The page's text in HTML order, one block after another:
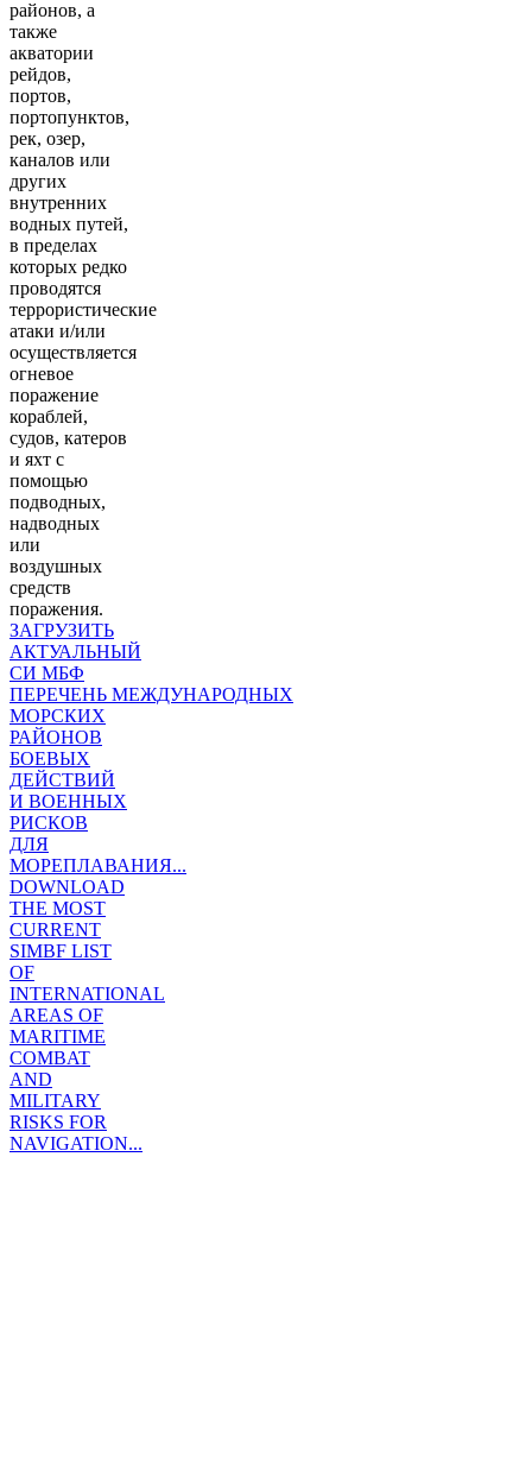
районов, а
также
акватории
рейдов,
портов,
портопунктов,
рек, озер,
каналов или
других
внутренних
водных путей,
в пределах
которых редко
проводятся
террористические
атаки и/или
осуществляется
огневое
поражение
кораблей,
судов, катеров
и яхт с
помощью
подводных,
надводных
или
воздушных
средств
поражения.
ЗАГРУЗИТЬ
АКТУАЛЬНЫЙ
СИ МБФ
ПЕРЕЧЕНЬ МЕЖДУНАРОДНЫХ
МОРСКИХ
РАЙОНОВ
БОЕВЫХ
ДЕЙСТВИЙ
И ВОЕННЫХ
РИСКОВ
ДЛЯ
МОРЕПЛАВАНИЯ...
DOWNLOAD
THE MOST
CURRENT
SIMBF LIST
OF
INTERNATIONAL
AREAS OF
MARITIME
COMBAT
AND
MILITARY
RISKS FOR
NAVIGATION...